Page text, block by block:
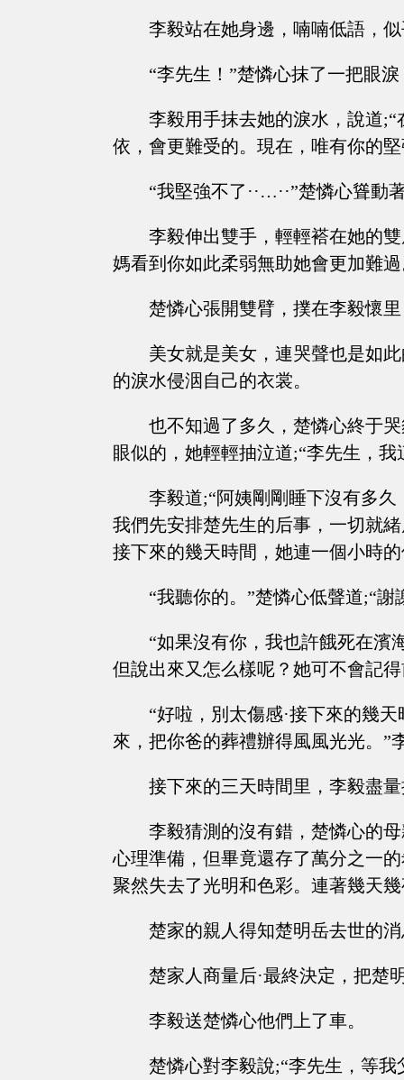
李毅站在她身邊，喃喃低語，
“李先生！”楚憐心抹了一把眼
李毅用手抹去她的淚水，說道
依，會更難受的。現在，唯有你的
“我堅強不了··…··”楚憐心聳動
李毅伸出雙手，輕輕褡在她的
媽看到你如此柔弱無助她會更加難
楚憐心張開雙臂，撲在李毅懷
美女就是美女，連哭聲也是如
的淚水侵洇自己的衣裳。
也不知過了多久，楚憐心終于
眼似的，她輕輕抽泣道;“李先生，
李毅道;“阿姨剛剛睡下沒有多
我們先安排楚先生的后事，一切就
接下來的幾天時間，她連一個小時
“我聽你的。”楚憐心低聲道;“謝
“如果沒有你，我也許餓死在濱
但說出來又怎么樣呢？她可不會記
“好啦，別太傷感·接下來的幾
來，把你爸的葬禮辦得風風光光。”
接下來的三天時間里，李毅盡
李毅猜測的沒有錯，楚憐心的
心理準備，但畢竟還存了萬分之一
聚然失去了光明和色彩。連著幾天
楚家的親人得知楚明岳去世的
楚家人商量后·最終決定，把楚
李毅送楚憐心他們上了車。
楚憐心對李毅說;“李先生，等